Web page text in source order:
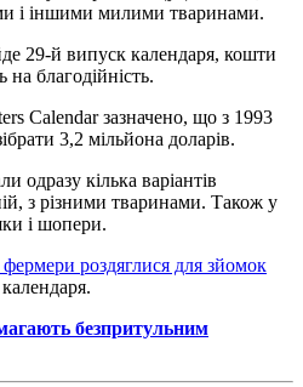
і іншими милими тваринами.
29-й випуск календаря, кошти
на благодійність.
Calendar зазначено, що з 1993
3,2 мільйона доларів.
одразу кілька варіантів
з різними тваринами. Також у
і шопери.
фермери роздяглися для зйомок
безпритульним